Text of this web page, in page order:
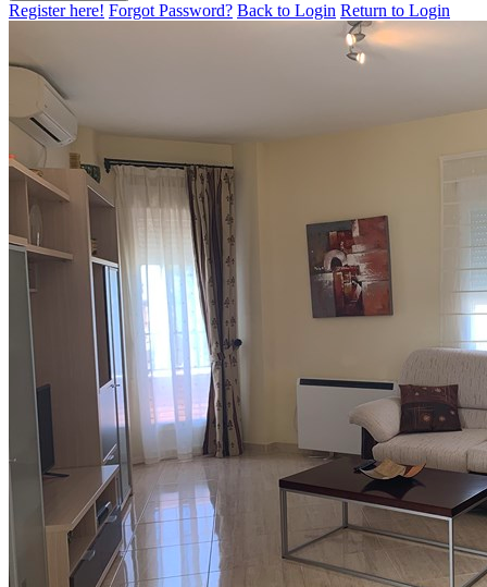
Register here! Forgot Password? Back to Login Return to Login